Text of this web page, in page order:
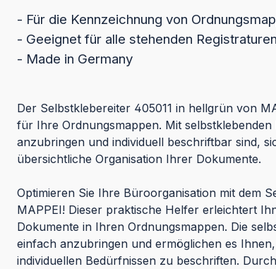
- Für die Kennzeichnung von
- Geeignet für alle stehenden Registraturen
- Made in Germany
Der Selbstklebereiter 405011 in hellgrün von
für Ihre Ordnungsmappen. Mit
anzubringen und individuell beschriftbar sind,
übersichtliche Organisation Ihrer Dokumente.
Optimieren Sie Ihre Büroorganisation mit dem
MAPPEI! Dieser praktische Helfer erleichtert
Dokumente in Ihren Ordnungsmappen. Die
einfach anzubringen und ermöglichen es
individuellen Bedürfnissen zu beschriften.